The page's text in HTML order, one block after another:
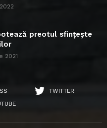
preotul sfințește
2021
TWITTER